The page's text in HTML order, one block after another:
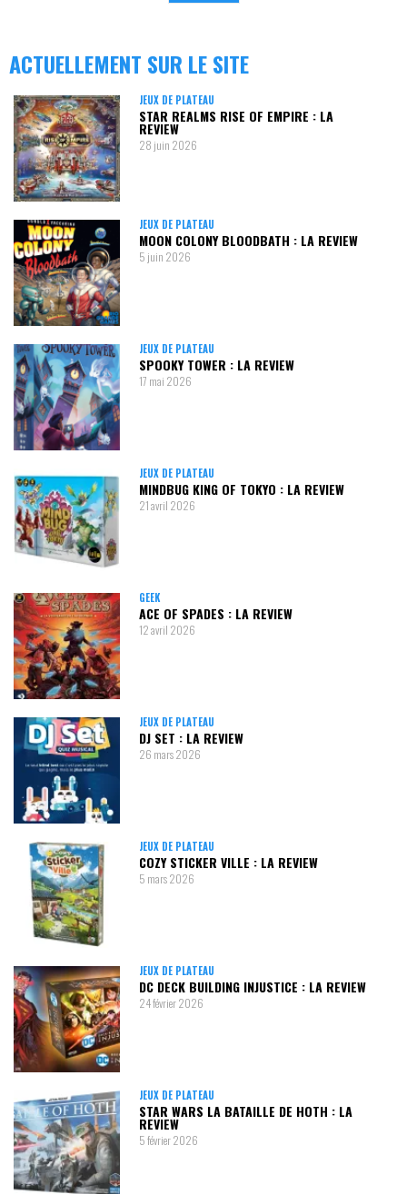
ACTUELLEMENT SUR LE SITE
JEUX DE PLATEAU
STAR REALMS RISE OF EMPIRE : LA
REVIEW
28 juin 2026
JEUX DE PLATEAU
MOON COLONY BLOODBATH : LA REVIEW
5 juin 2026
JEUX DE PLATEAU
SPOOKY TOWER : LA REVIEW
17 mai 2026
JEUX DE PLATEAU
MINDBUG KING OF TOKYO : LA REVIEW
21 avril 2026
GEEK
ACE OF SPADES : LA REVIEW
12 avril 2026
JEUX DE PLATEAU
DJ SET : LA REVIEW
26 mars 2026
JEUX DE PLATEAU
COZY STICKER VILLE : LA REVIEW
5 mars 2026
JEUX DE PLATEAU
DC DECK BUILDING INJUSTICE : LA REVIEW
24 février 2026
JEUX DE PLATEAU
STAR WARS LA BATAILLE DE HOTH : LA
REVIEW
5 février 2026